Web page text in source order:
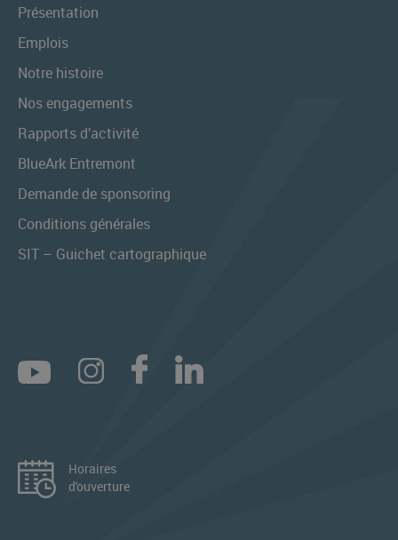
Présentation
Emplois
Notre histoire
Nos engagements
Rapports d’activité
BlueArk Entremont
Demande de sponsoring
Conditions générales
SIT – Guichet cartographique
Horaires
d'ouverture